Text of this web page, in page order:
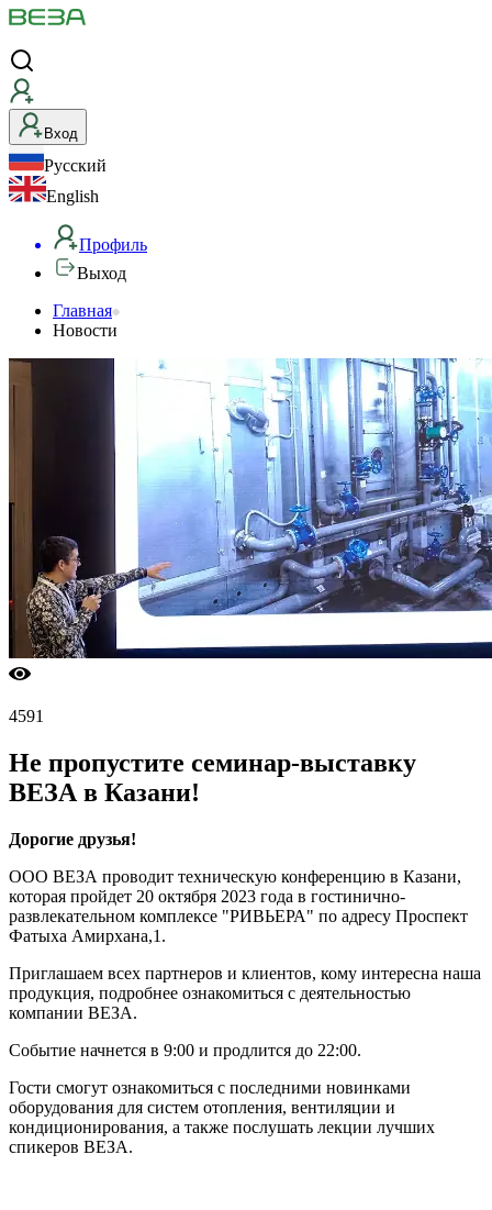
Вход
Русский
English
Профиль
Выход
Главная
Новости
4591
Не пропустите семинар-выставку
ВЕЗА в Казани!
Дорогие друзья!
ООО ВЕЗА проводит техническую конференцию в Казани,
которая пройдет 20 октября 2023 года в гостинично-
развлекательном комплексе "РИВЬЕРА" по адресу Проспект
Фатыха Амирхана,1.
Приглашаем всех партнеров и клиентов, кому интересна наша
продукция, подробнее ознакомиться с деятельностью
компании ВЕЗА.
Событие начнется в 9:00 и продлится до 22:00.
Гости смогут ознакомиться с последними новинками
оборудования для систем отопления, вентиляции и
кондиционирования, а также послушать лекции лучших
спикеров ВЕЗА.